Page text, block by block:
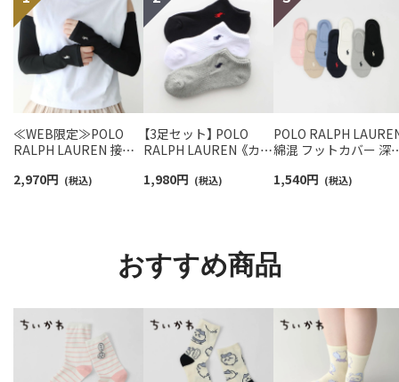
≪WEB限定≫POLO
RALPH LAUREN 接触
ームカバー ＆ レッグウ
2,970円 (税込)
【3足セット】 POLO
RALPH LAUREN 《カラ
ーチサポート ワンポイ
1,980円 (税込)
POLO RALPH
綿混 フットカバー 深
カバーソックス レデ
1,540円 (税込)
おすすめ商品